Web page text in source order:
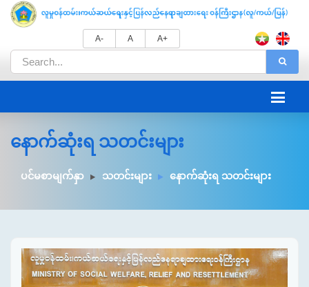
A- A A+
နောက်ဆုံးရ သတင်းများ
ပင်မစာမျက်နှာ သတင်းများ နောက်ဆုံးရ သတင်းများ